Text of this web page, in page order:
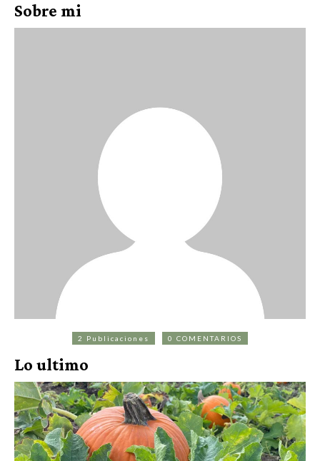
Sobre mi
2 Publicaciones 0 COMENTARIOS
Lo ultimo